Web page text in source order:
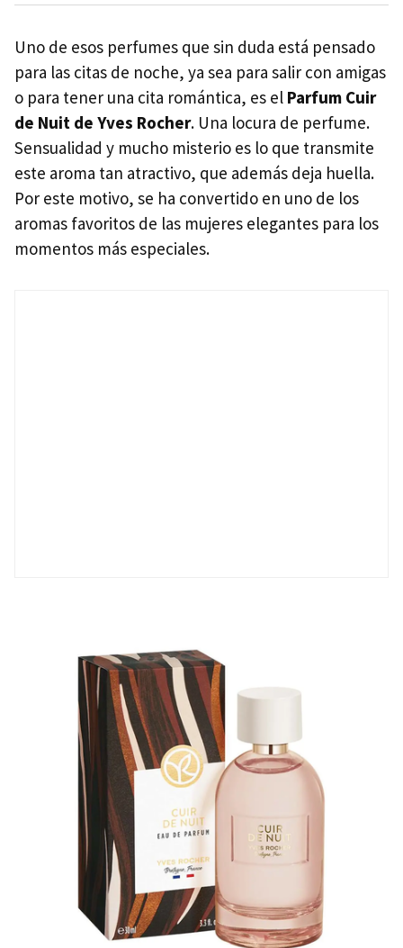
Uno de esos perfumes que sin duda está pensado
para las citas de noche, ya sea para salir con amigas
o para tener una cita romántica, es el Parfum Cuir
de Nuit de Yves Rocher. Una locura de perfume.
Sensualidad y mucho misterio es lo que transmite
este aroma tan atractivo, que además deja huella.
Por este motivo, se ha convertido en uno de los
aromas favoritos de las mujeres elegantes para los
momentos más especiales.